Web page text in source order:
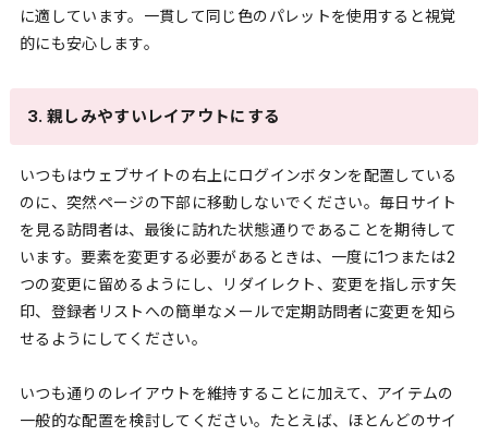
に適しています。一貫して同じ色のパレットを使用すると視覚
的にも安心します。
3. 親しみやすいレイアウトにする
いつもはウェブサイトの右上にログインボタンを配置している
のに、突然ページの下部に移動しないでください。毎日サイト
を見る訪問者は、最後に訪れた状態通りであることを期待して
います。要素を変更する必要があるときは、一度に1つまたは2
つの変更に留めるようにし、リダイレクト、変更を指し示す矢
印、登録者リストへの簡単なメールで定期訪問者に変更を知ら
せるようにしてください。
いつも通りのレイアウトを維持することに加えて、アイテムの
一般的な配置を検討してください。たとえば、ほとんどのサイ